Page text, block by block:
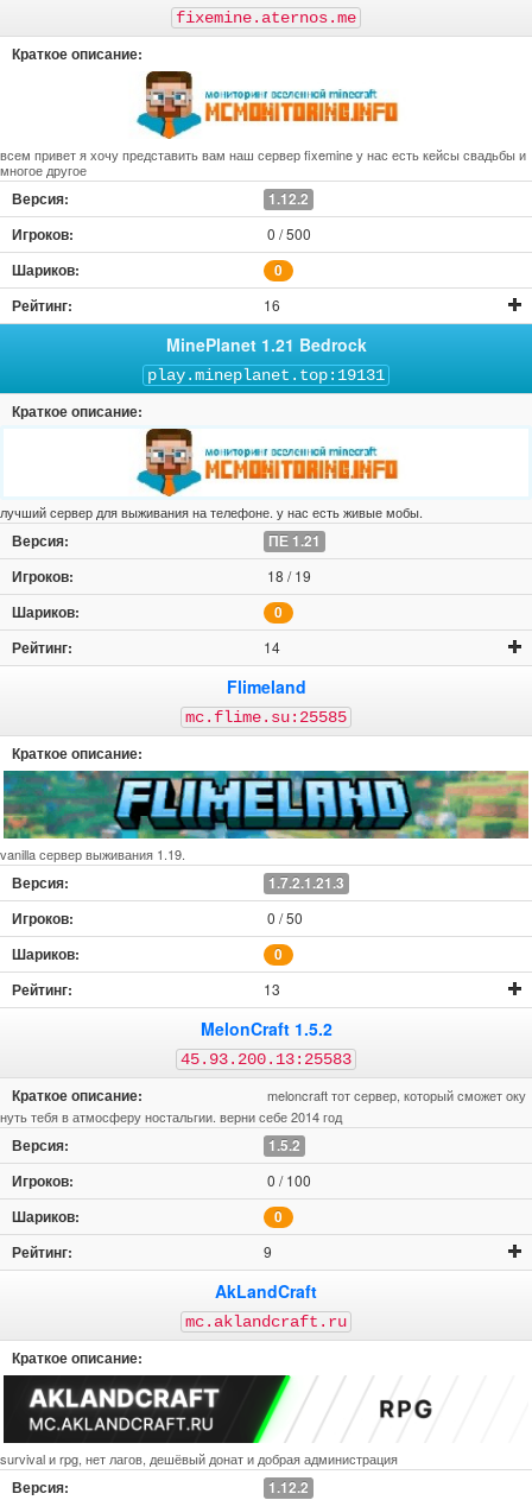
fixemine.aternos.me
всем привет я хочу представить вам наш сервер fixemine у нас есть кейсы свадьбы и
многое другое
1.12.2
0 / 500
0
16
MinePlanet 1.21 Bedrock
play.mineplanet.top:19131
лучший сервер для выживания на телефоне. у нас есть живые мобы.
ПЕ 1.21
18 / 19
0
14
Flimeland
mc.flime.su:25585
vanilla сервер выживания 1.19.
1.7.2.1.21.3
0 / 50
0
13
MelonCraft 1.5.2
45.93.200.13:25583
meloncraft тот сервер, который сможет оку
нуть тебя в атмосферу ностальгии. верни себе 2014 год
1.5.2
0 / 100
0
9
AkLandCraft
mc.aklandcraft.ru
survival и rpg, нет лагов, дешёвый донат и добрая администрация
1.12.2